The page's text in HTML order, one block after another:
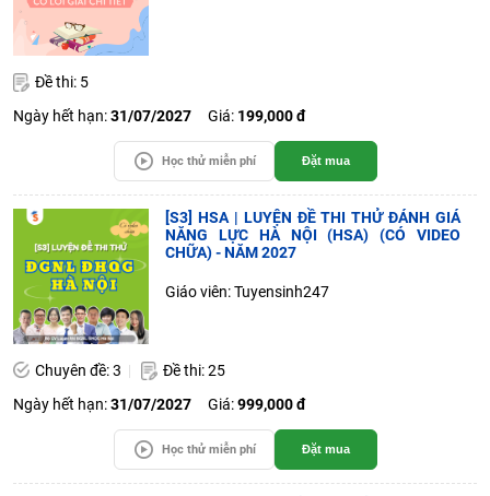
Đề thi: 5
Ngày hết hạn:31/07/2027 Giá: 199,000 đ
Học thử miễn phí Đặt mua
[S3] HSA | LUYỆN ĐỀ THI THỬ ĐÁNH GIÁ
NĂNG LỰC HÀ NỘI (HSA) (CÓ VIDEO
CHỮA) - NĂM 2027
Giáo viên: Tuyensinh247
Chuyên đề: 3
Đề thi: 25
Ngày hết hạn:31/07/2027 Giá:999,000 đ
Học thử miễn phí Đặt mua